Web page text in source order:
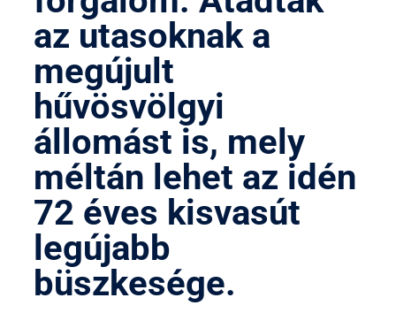
az utasoknak a
megújult
hűvösvölgyi
állomást is, mely
méltán lehet az idén
72 éves kisvasút
legújabb
büszkesége.